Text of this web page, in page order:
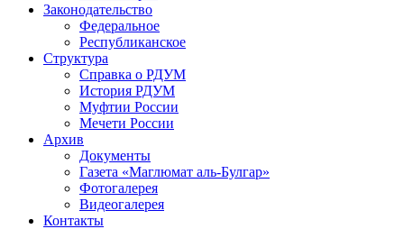
Законодательство
Федеральное
Республиканское
Структура
Справка о РДУМ
История РДУМ
Муфтии России
Мечети России
Архив
Документы
Газета «Маглюмат аль-Булгар»
Фотогалерея
Видеогалерея
Контакты